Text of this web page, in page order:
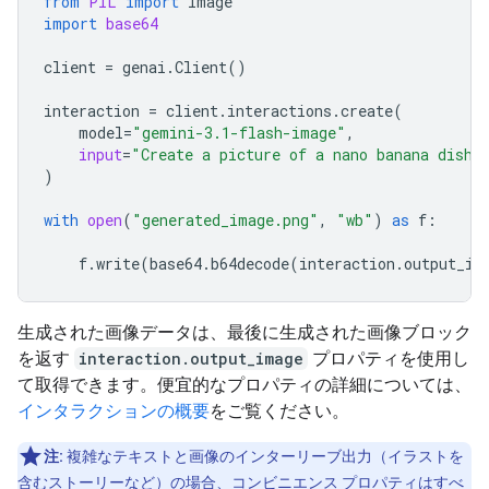
import base64
client = genai .Client()
interaction = client. interactions .create(
model="gemini-3.1-flash-image" ,
input="Create a picture of a nano banana
)
with open( "generated_image.png" , "wb" ) as f :
f.write(base64.b64decode(interaction .
生成された画像データは、最後に生成された画像ブロック
を返す interaction.output_image プロパティを使用し
て取得できます。便宜的なプロパティの詳細については、
インタラクションの概要をご覧ください。
注: 複雑なテキストと画像のインターリーブ出力（イラストを
含むストーリーなど）の場合、コンビニエンス プロパティはすべ